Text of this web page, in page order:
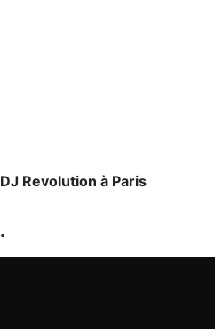
DJ Revolution à Paris
.